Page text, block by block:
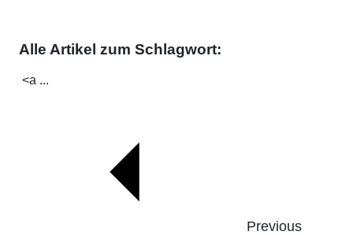
Alle Artikel zum Schlagwort:
<a ...
Previous